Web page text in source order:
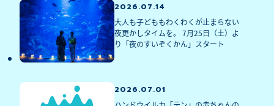
2026.07.14
大人も子どももわくわくが止まらない
夜更かしタイムを。 7月25日（土）よ
り「夜のすいぞくかん」スタート
2026.07.01